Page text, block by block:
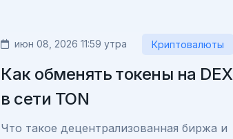
июн 08, 2026 11:59 утра Криптовалюты
Как обменять токены на DEX
в сети TON
Что такое децентрализованная биржа и